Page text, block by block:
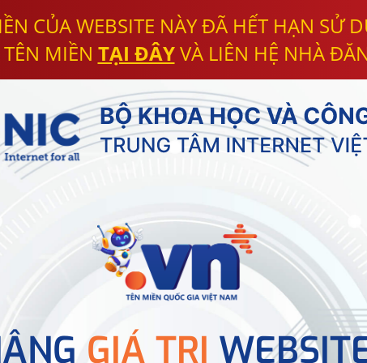
CỦA WEBSITE NÀY ĐÃ HẾT HẠN SỬ
MIỀN TẠI ĐÂYVÀ LIÊN HỆ NHÀ
GIÁ TRỊ